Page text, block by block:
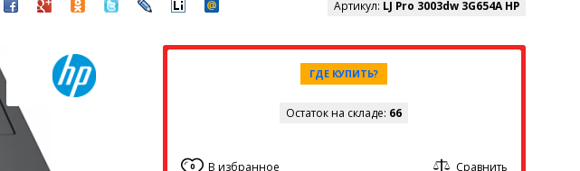
Артикул: LJ Pro 3003dw 3G654A HP
ГДЕ КУПИТЬ?
Остаток на складе: 66
0 В избранное Сравнить